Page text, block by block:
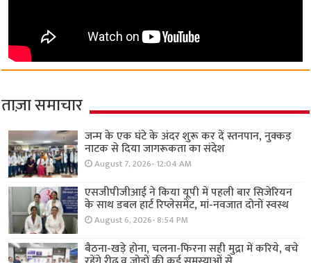
ताज़ा समाचार
जन्म के एक घंटे के अंदर शुरू कर दें स्तनपान, नुक्कड़
नाटक से दिया जागरूकता का संदेश
August 7, 2026- 12:04 AM
एसजीपीजीआई ने किया यूपी में पहली बार सिजेरियन
के साथ डबल हार्ट रिप्लेसमेंट, मां-नवजात दोनों स्वस्थ
August 6, 2026- 8:54 PM
बैठना-खड़े होना, चलना-फिरना सही मुद्रा में करिये, बचे